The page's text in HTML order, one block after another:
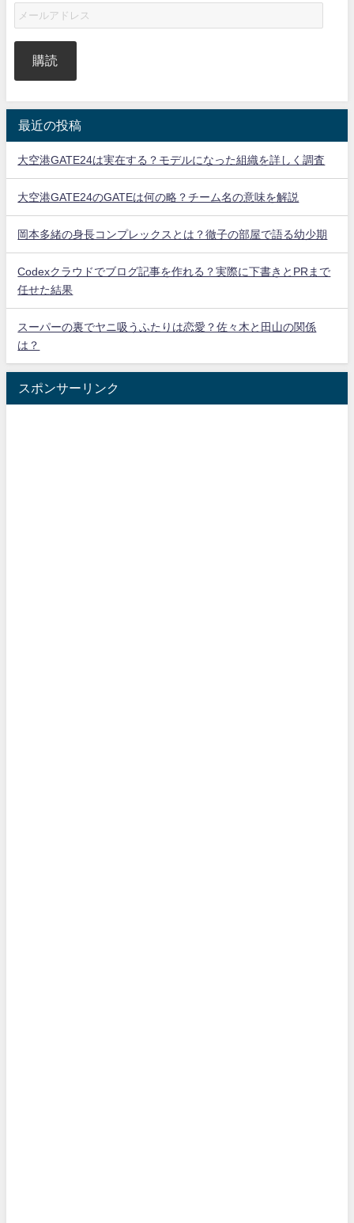
購読
最近の投稿
大空港GATE24は実在する？モデルになった組織を詳しく調査
大空港GATE24のGATEは何の略？チーム名の意味を解説
岡本多緒の身長コンプレックスとは？徹子の部屋で語る幼少期
Codexクラウドでブログ記事を作れる？実際に下書きとPRまで
任せた結果
スーパーの裏でヤニ吸うふたりは恋愛？佐々木と田山の関係
は？
スポンサーリンク